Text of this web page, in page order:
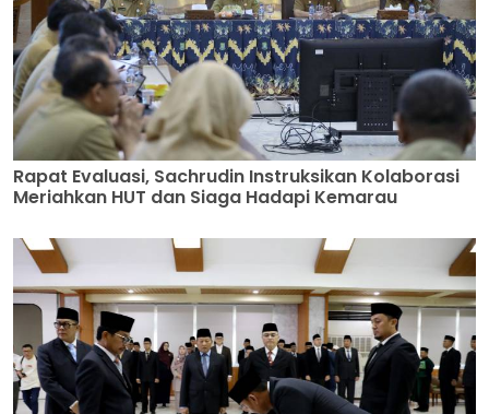
Rapat Evaluasi, Sachrudin Instruksikan Kolaborasi
Meriahkan HUT dan Siaga Hadapi Kemarau